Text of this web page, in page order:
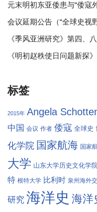
元末明初东亚倭患与“倭寇
会议延期公告（“全球史视
《季风亚洲研究》第四、
《明初赵秩使日问题新探
标签
2015年 Angela
中国 会议 作者 倭寇 全球史
化学院 国家航海 国家
大学 山东大学历史文化学
特 根特大学 比利时 泉州海外
研究 海洋史 海洋